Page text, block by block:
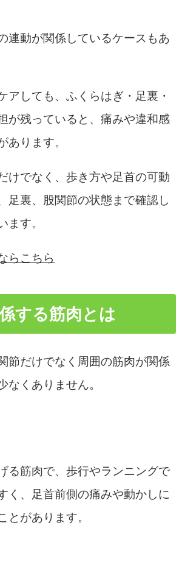
連動が関係しているケースもあ
アしても、ふくらはぎ・足裏・
が残っていると、痛みや違和感
あります。
けでなく、歩き方や足首の可動
足裏、股関節の状態まで確認し
ます。
らこちら
する筋肉とは
節だけでなく周囲の筋肉が関係
なくありません。
る筋肉で、歩行やランニングで
く、足首前側の痛みや動かしに
とがあります。